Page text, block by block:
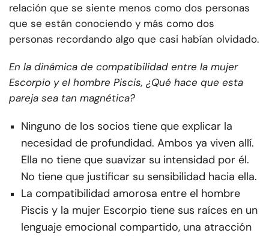
relación que se siente menos como dos personas
que se están conociendo y más como dos
personas recordando algo que casi habían olvidado.
En la dinámica de compatibilidad entre la mujer
Escorpio y el hombre Piscis, ¿Qué hace que esta
pareja sea tan magnética?
Ninguno de los socios tiene que explicar la
necesidad de profundidad. Ambos ya viven allí.
Ella no tiene que suavizar su intensidad por él.
No tiene que justificar su sensibilidad hacia ella.
La compatibilidad amorosa entre el hombre
Piscis y la mujer Escorpio tiene sus raíces en un
lenguaje emocional compartido, una atracción